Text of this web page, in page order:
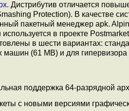
. Дистрибутив отличается
Protection). В качестве
пакетный менеджер apk.
в проекте
в шести вариантах:
машин (61 MB) и для
поддержка 64-разрядной
с новыми версиями